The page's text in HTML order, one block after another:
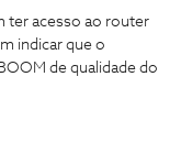
ter acesso ao router
indicar que o
de qualidade do